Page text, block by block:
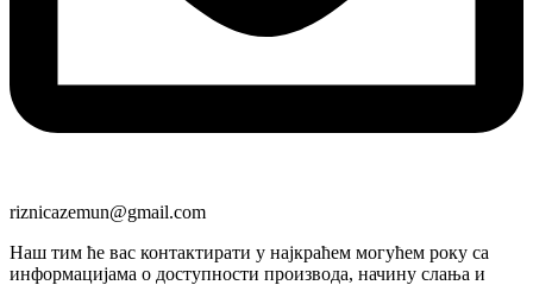
riznicazemun@gmail.com
Наш тим ће вас контактирати у најкраћем могућем року са
информацијама о доступности производа, начину слања и